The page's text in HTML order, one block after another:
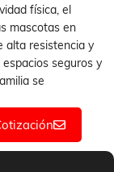
física, el
mascotas en
alta resistencia y
seguros y
se